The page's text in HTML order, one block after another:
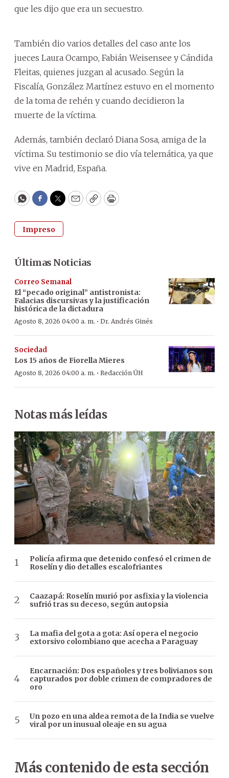
que les dijo que era un secuestro.
También dio varios detalles del caso ante los
jueces Laura Ocampo, Fabián Weisensee y Cándida
Fleitas, quienes juzgan al acusado. Según la
Fiscalía, González Martínez estuvo en el momento
de la toma de rehén y cuando decidieron la
muerte de la víctima.
Además, también declaró Diana Sosa, amiga de la
víctima. Su testimonio se dio vía telemática, ya que
vive en Madrid, España.
WhatsApp
Facebook
Twitter
EmailCopyPrint
Impreso
Últimas Noticias
Correo Semanal
El “pecado original” antistronista:
Falacias discursivas y la justificación
histórica de la dictadura
Agosto 8, 2026 04:00 a. m. · Dr. Andrés Ginés
Sociedad
Los 15 años de Fiorella Mieres
Agosto 8, 2026 04:00 a. m. · Redacción ÚH
Notas más leídas
Policía afirma que detenido confesó el crimen de
Roselín y dio detalles escalofriantes
Caazapá: Roselín murió por asfixia y la violencia
sufrió tras su deceso, según autopsia
La mafia del gota a gota: Así opera el negocio
extorsivo colombiano que acecha a Paraguay
Encarnación: Dos españoles y tres bolivianos son
capturados por doble crimen de compradores de
oro
Un pozo en una aldea remota de la India se vuelve
viral por un inusual oleaje en su agua
Más contenido de esta sección